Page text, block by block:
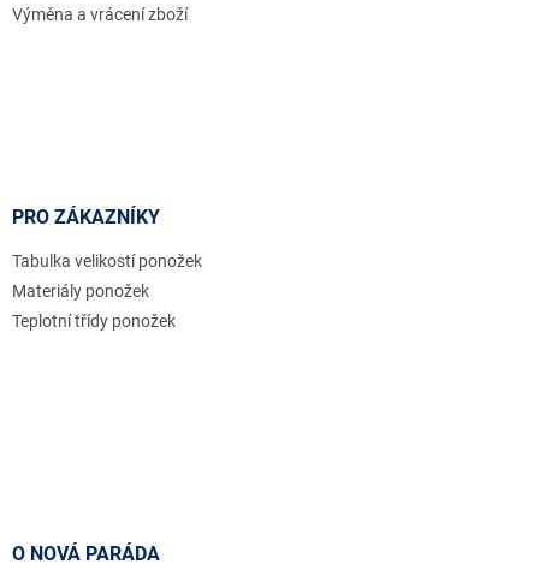
Výměna a vrácení zboží
PRO ZÁKAZNÍKY
Tabulka velikostí ponožek
Materiály ponožek
Teplotní třídy ponožek
O NOVÁ PARÁDA